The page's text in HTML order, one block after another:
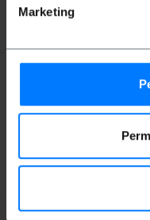
Marketing Velocitat de
sobre 100
Mides i pesos
Pes brut: 215 g
Mides del